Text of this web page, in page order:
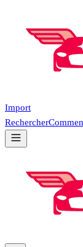
Import
Rechercher